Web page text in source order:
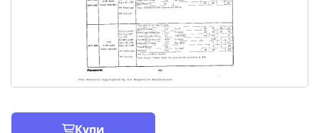
Купи